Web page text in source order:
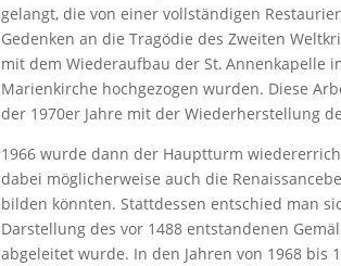
gelangt, die von einer vollständigen
Gedenken an die Tragödie des Zweiten
mit dem Wiederaufbau der St. Annenkapelle
Marienkirche hochgezogen wurden. Diese
der 1970er Jahre mit der Wiederherstellung
1966 wurde dann der Hauptturm
dabei möglicherweise auch die
bilden könnten. Stattdessen entschied man
Darstellung des vor 1488 entstandenen
abgeleitet wurde. In den Jahren von 1968 bis